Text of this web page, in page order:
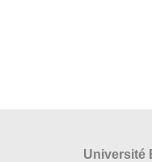
Université